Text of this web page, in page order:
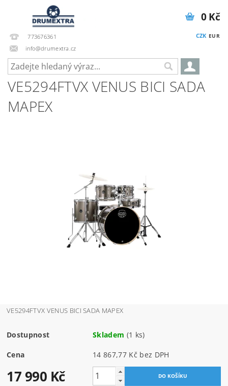
773676361
info@drumextra.cz
CZK EUR
0 Kč
VE5294FTVX VENUS BICI SADA
MAPEX
VE5294FTVX VENUS BICI SADA MAPEX
Dostupnost Skladem (1 ks)
Cena 14 867,77 Kč bez DPH
17 990 Kč